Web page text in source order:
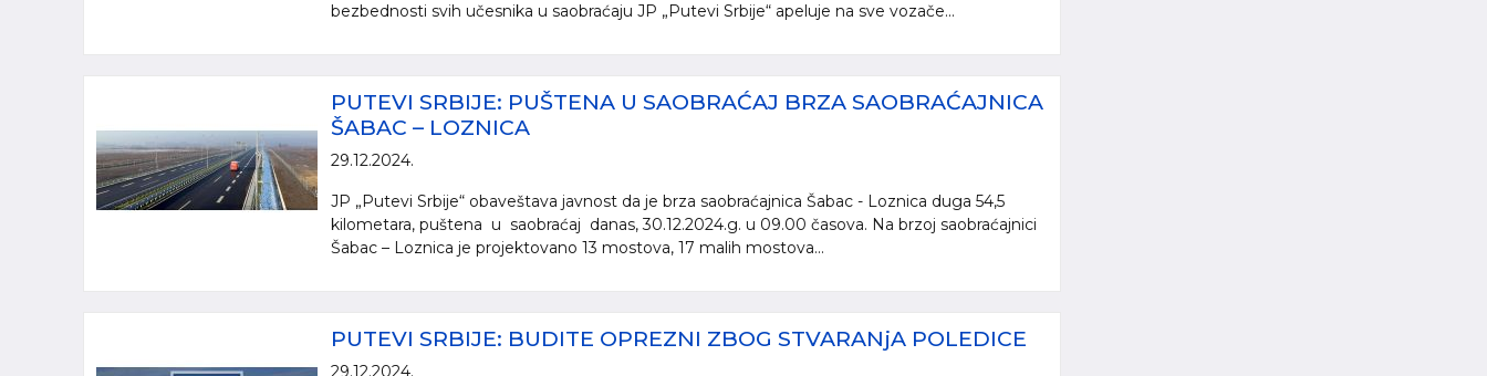
bezbednosti svih učesnika u saobraćaju JP „Putevi Srbije“ apeluje na sve vozače...
PUTEVI SRBIJE: PUŠTENA U SAOBRAĆAJ BRZA SAOBRAĆAJNICA
ŠABAC – LOZNICA
29.12.2024.
JP „Putevi Srbije“ obaveštava javnost da je brza saobraćajnica Šabac - Loznica duga 54,5
kilometara, puštena u saobraćaj danas, 30.12.2024.g. u 09.00 časova. Na brzoj saobraćajnici
Šabac – Loznica je projektovano 13 mostova, 17 malih mostova...
PUTEVI SRBIJE: BUDITE OPREZNI ZBOG STVARANjA POLEDICE